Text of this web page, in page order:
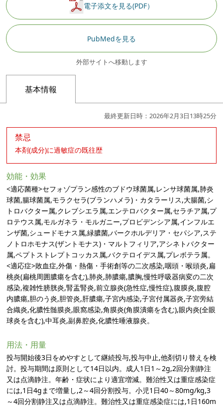
電子添文を見る(PDF）
PubMedを見る
外部サイトへ移動します
基本情報
最終更新日時：2026年2月3日13時25分
禁忌
本剤(成分)に過敏症の既往歴
効能・効果
<適応菌種>セフォゾプラン感性のブドウ球菌属,レンサ球菌属,肺炎
球菌,腸球菌属,モラクセラ(ブランハメラ)・カタラーリス,大腸菌,シ
トロバクター属,クレブシエラ属,エンテロバクター属,セラチア属,プ
ロテウス属,モルガネラ・モルガニー,プロビデンシア属,インフルエ
ンザ菌,シュードモナス属,緑膿菌,バークホルデリア・セパシア,ステ
ノトロホモナス(ザントモナス)・マルトフィリア,アシネトバクター
属,ペプトストレプトコッカス属,バクテロイデス属,プレボテラ属。
<適応症>敗血症,外傷・熱傷・手術創等の二次感染,咽頭・喉頭炎,扁
桃炎(扁桃周囲膿瘍を含む),肺炎,肺膿瘍,膿胸,慢性呼吸器病変の二次
感染,複雑性膀胱炎,腎盂腎炎,前立腺炎(急性症,慢性症),腹膜炎,腹腔
内膿瘍,胆のう炎,胆管炎,肝膿瘍,子宮内感染,子宮付属器炎,子宮旁結
合織炎,化膿性髄膜炎,眼窩感染,角膜炎(角膜潰瘍を含む),眼内炎(全眼
球炎を含む),中耳炎,副鼻腔炎,化膿性唾液腺炎。
用法・用量
投与開始後3日をめやすとして継続投与,投与中止,他剤切り替えを検
討。投与期間は原則として14日以内。成人1日1～2g,2回分割静注
又は点滴静注。年齢・症状により適宜増減。難治性又は重症感染症
には,1日4gまで増量し,2～4回分割投与。小児1日40～80mg/kg,3
～4回分割静注又は点滴静注。難治性又は重症感染症には,1日160m